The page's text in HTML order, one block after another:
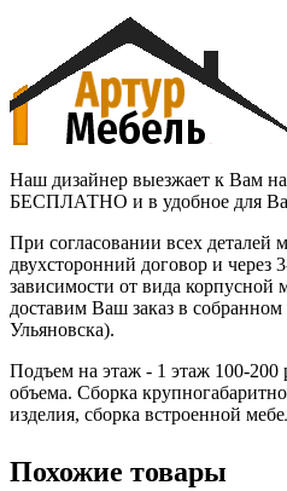
Наш дизайнер выезжает к Вам
БЕСПЛАТНО и в удобное для
При согласовании всех деталей
двухсторонний договор и через
зависимости от вида корпусной
доставим Ваш заказ в собранном
Ульяновска).
Подъем на этаж - 1 этаж 100-200
объема. Сборка
изделия, сборка встроенной
Похожие товары